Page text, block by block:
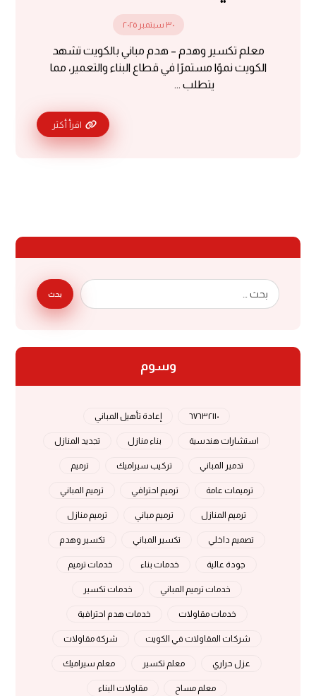
٣٠ سبتمبر ٢٠٢٥
معلم تكسير وهدم – هدم مباني بالكويت تشهد
الكويت نموًا مستمرًا في قطاع البناء والتعمير، مما
يتطلب ...
اقرأ أكثر
بحث
وسوم
٦٧٦٣٢١١٠ إعادة تأهيل المباني
استشارات هندسية بناء منازل تجديد المنازل
تدمير المباني تركيب سيراميك ترميم
ترميمات عامة ترميم احترافي ترميم المباني
ترميم المنازل ترميم مباني ترميم منازل
تصميم داخلي تكسير المباني تكسير وهدم
جودة عالية خدمات بناء خدمات ترميم
خدمات ترميم المباني خدمات تكسير
خدمات مقاولات خدمات هدم احترافية
شركات المقاولات في الكويت شركة مقاولات
عزل حراري معلم تكسير معلم سيراميك
معلم مساح مقاولات البناء